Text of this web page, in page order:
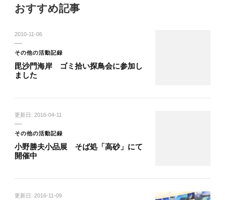
おすすめ記事
2010-11-06
その他の活動記録
毘沙門海岸 ゴミ拾い探鳥会に参加し
ました
更新日: 2016-04-11
その他の活動記録
小野勝夫小品展 そば処「高砂」にて
開催中
更新日: 2016-11-09